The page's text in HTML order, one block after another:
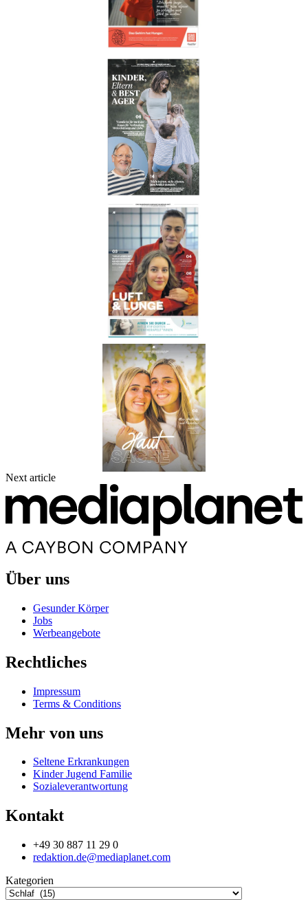
Next article
Über uns
Gesunder Körper
Jobs
Werbeangebote
Rechtliches
Impressum
Terms & Conditions
Mehr von uns
Seltene Erkrankungen
Kinder Jugend Familie
Sozialeverantwortung
Kontakt
+49 30 887 11 29 0
redaktion.de@mediaplanet.com
Kategorien